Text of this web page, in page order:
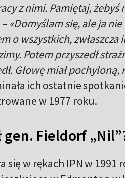
z nimi. Pamiętaj, żebyś
«Domyślam się, ale ja
o wszystkich, zwłaszcza
Potem przyszedł
Głowę miał
ich ostatnie
w 1977 roku.
Fieldorf
się w rękach IPN w 1991